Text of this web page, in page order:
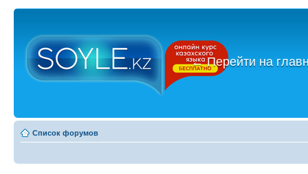
←Перейти на
Список форумов